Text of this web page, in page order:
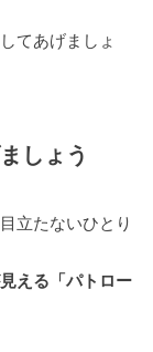
てあげましょ
しょう
立たないひとり
える「パトロー